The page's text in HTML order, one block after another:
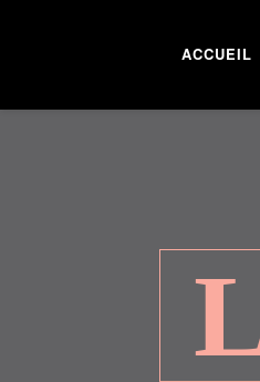
ACCUEIL